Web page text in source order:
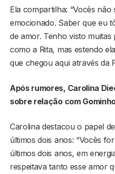
Ela compartilha: “Vocês
emocionado. Saber que eu
de amor. Tenho visto muitas
como a Rita, mas estendo
que chegou aqui através da
Após rumores, Carolina
sobre relação com
Carolina destacou o papel
últimos dois anos: “Vocês
últimos dois anos, em
respeitava tanto esse amor